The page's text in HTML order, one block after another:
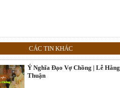
CÁC TIN KHÁC
Ý Nghĩa Đạo Vợ Chồng | Lễ Hằng
Thuận